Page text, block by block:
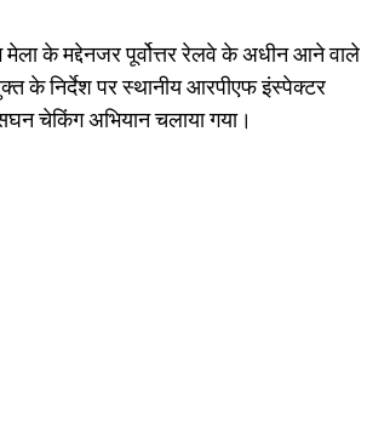
मेला के मद्देनजर पूर्वोत्तर रेलवे के अधीन आने वाले
के निर्देश पर स्थानीय आरपीएफ इंस्पेक्टर
चेकिंग अभियान चलाया गया।